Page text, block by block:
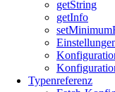
getString
getInfo
Typenreferenz